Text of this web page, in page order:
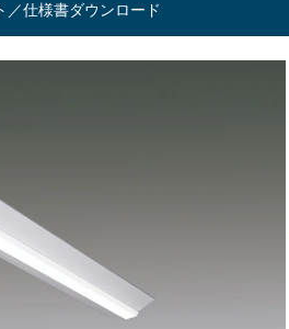
／仕様書ダウンロード